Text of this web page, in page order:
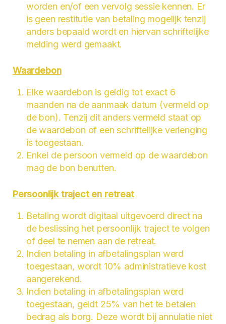
worden en/of een vervolg sessie kennen. Er
is geen restitutie van betaling mogelijk tenzij
anders bepaald wordt en hiervan schriftelijke
melding werd gemaakt.
Waardebon
Elke waardebon is geldig tot exact 6
maanden na de aanmaak datum (vermeld op
de bon). Tenzij dit anders vermeld staat op
de waardebon of een schriftelijke verlenging
is toegestaan.
Enkel de persoon vermeld op de waardebon
mag de bon benutten.
Persoonlijk traject en retreat
Betaling wordt digitaal uitgevoerd direct na
de beslissing het persoonlijk traject te volgen
of deel te nemen aan de retreat.
Indien betaling in afbetalingsplan werd
toegestaan, wordt 10% administratieve kost
aangerekend.
Indien betaling in afbetalingsplan werd
toegestaan, geldt 25% van het te betalen
bedrag als borg. Deze wordt bij annulatie niet